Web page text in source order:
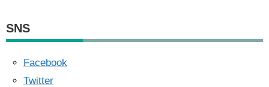
SNS
Facebook
Twitter